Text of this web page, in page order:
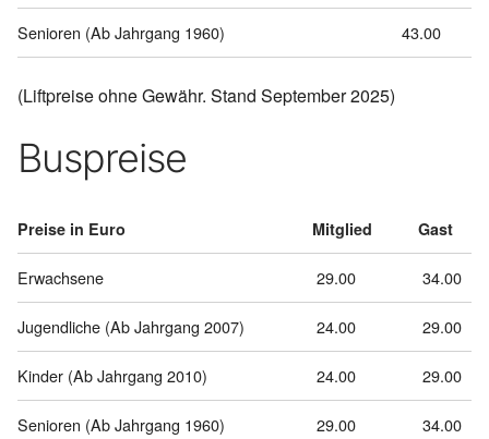
Senioren (Ab Jahrgang 1960) 43.00
(Liftpreise ohne Gewähr. Stand September 2025)
Buspreise
Preise in Euro Mitglied Gast
Erwachsene 29.00 34.00
Jugendliche (Ab Jahrgang 2007) 24.00 29.00
Kinder (Ab Jahrgang 2010) 24.00 29.00
Senioren (Ab Jahrgang 1960) 29.00 34.00